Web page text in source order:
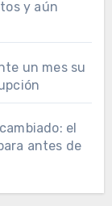
y aún
un mes su
el
antes de